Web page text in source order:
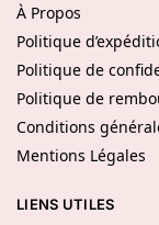
À Propos
Politique
Politique de
Politique de
Conditions
Mentions Légales
LIENS UTILES